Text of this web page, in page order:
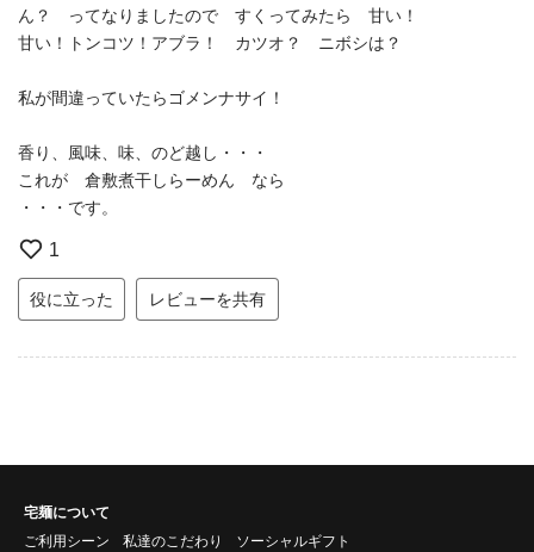
ん？ ってなりましたので すくってみたら 甘い！
甘い！トンコツ！アブラ！ カツオ？ ニボシは？
私が間違っていたらゴメンナサイ！
香り、風味、味、のど越し・・・
これが 倉敷煮干しらーめん なら
・・・です。
1
役に立った レビューを共有
宅麺について
ご利用シーン
私達のこだわり ソーシャルギフト